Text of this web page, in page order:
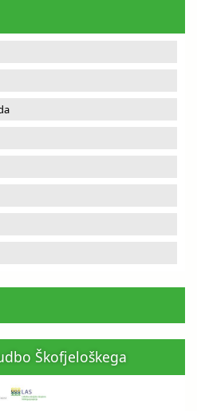
Škofjeloškega